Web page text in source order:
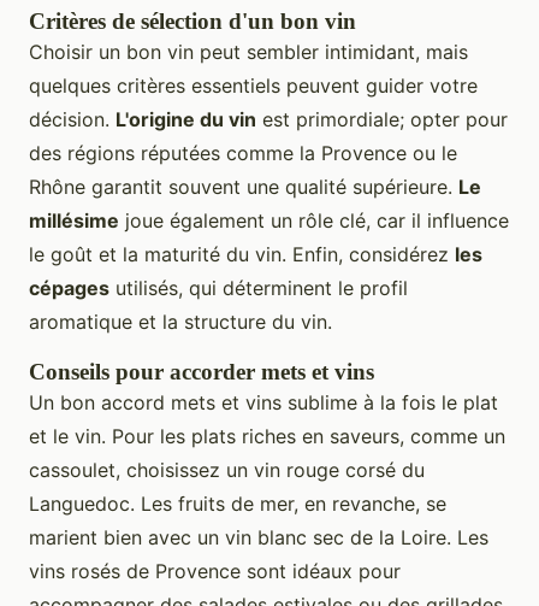
Critères de sélection d'un bon vin
Choisir un bon vin peut sembler intimidant, mais
quelques critères essentiels peuvent guider votre
décision. L'origine du vin est primordiale; opter pour
des régions réputées comme la Provence ou le
Rhône garantit souvent une qualité supérieure. Le
millésime joue également un rôle clé, car il influence
le goût et la maturité du vin. Enfin, considérez les
cépages utilisés, qui déterminent le profil
aromatique et la structure du vin.
Conseils pour accorder mets et vins
Un bon accord mets et vins sublime à la fois le plat
et le vin. Pour les plats riches en saveurs, comme un
cassoulet, choisissez un vin rouge corsé du
Languedoc. Les fruits de mer, en revanche, se
marient bien avec un vin blanc sec de la Loire. Les
vins rosés de Provence sont idéaux pour